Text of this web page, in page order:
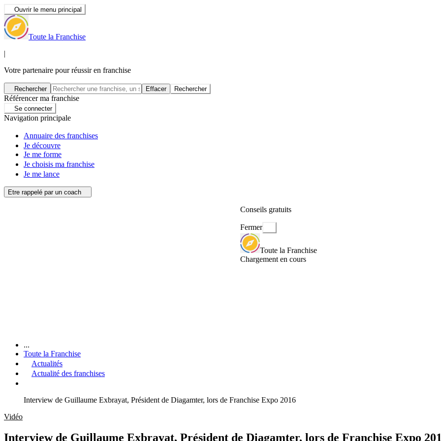
Ouvrir le menu principal
Toute la Franchise
|
Votre partenaire pour réussir en franchise
Rechercher Effacer Rechercher
Référencer ma franchise
Se connecter
Navigation principale
Annuaire des franchises
Je découvre
Je me forme
Je choisis ma franchise
Je me lance
Etre rappelé par un coach
Conseils gratuits
Fermer
Toute la Franchise
Chargement en cours
...
Toute la Franchise
Actualités
Actualité des franchises
Interview de Guillaume Exbrayat, Président de Diagamter, lors de Franchise Expo 2016
Vidéo
Interview de Guillaume Exbrayat, Président de Diagamter, lors de Franchise Expo